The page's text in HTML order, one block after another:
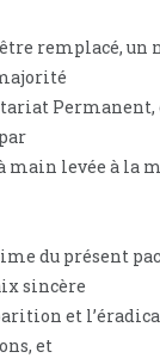
remplacé, un
Permanent,
main levée à la
du présent
sincère
et
et